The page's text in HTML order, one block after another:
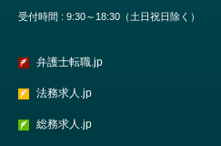
弁護士転職.jp
法務求人.jp
総務求人.jp
受付時間 : 9:30～18:30（土日祝日除く）